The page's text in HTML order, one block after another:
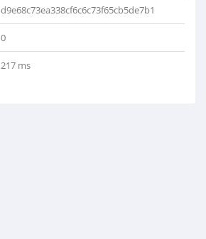
d9e68c73ea338cf6c6c73f65cb5de7b1
0
217 ms